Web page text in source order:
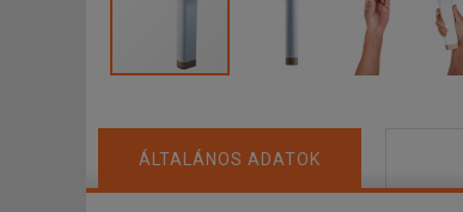
ÁLTALÁNOS ADATOK